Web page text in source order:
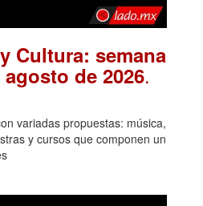
Cultura: semana
de 2026.
variadas propuestas: música,
y cursos que componen un